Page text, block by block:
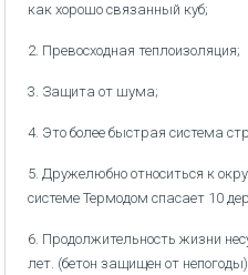
как хорошо связанный куб;
2. Превосходная теплоизоляция;
3. Защита от шума;
4. Это более быстрая система
5. Дружелюбно относиться к
системе Термодом спасает 10
6. Продолжительность жизни
лет. (бетон защищен от непогоды)